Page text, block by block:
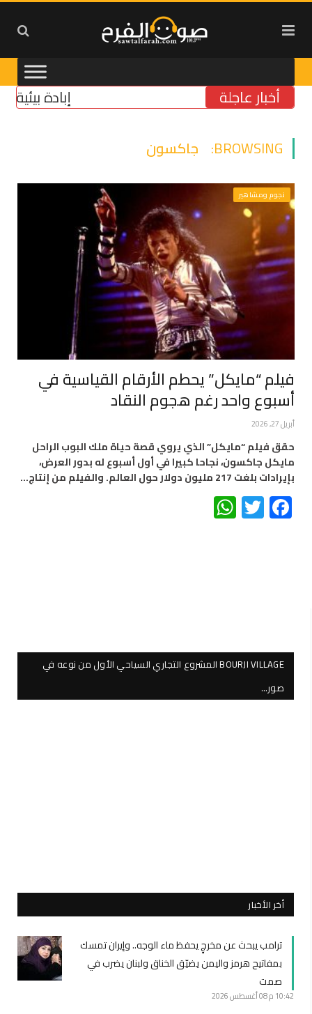
أخبار عاجلة إبادة بيئية
BROWSING: جاكسون
نجوم ومشاهير
فيلم “مايكل” يحطم اﻷرقام القياسية في
أسبوع واحد رغم هجوم النقاد
أبريل 27, 2026
حقق فيلم “مايكل” الذي يروي قصة حياة ملك البوب الراحل
مايكل جاكسون، نجاحا كبيرا في أول أسبوع له بدور العرض،
بإيرادات بلغت 217 مليون دولار حول العالم. والفيلم من إنتاج…
Facebook
Twitter
BOURJI VILLAGE المشروع التجاري السياحي الأول من نوعه في
صور…
أخر الأخبار
ترامب يبحث عن مخرجٍ يحفظ ماء الوجه.. وإيران تمسك
بمفاتيح هرمز واليمن يضيّق الخناق ولبنان يضرب في
صمت
10:42 م 08 أغسطس 2026